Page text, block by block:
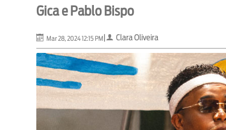
Gica e Pablo Bispo
Mar 28, 2024 12:15 PM| Clara Oliveira